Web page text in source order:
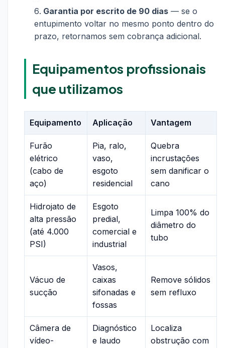
Garantia por escrito de 90 dias — se o
entupimento voltar no mesmo ponto dentro do
prazo, retornamos sem cobrança adicional.
Equipamentos profissionais
que utilizamos
Equipamento Aplicação Vantagem
Furão
elétrico
(cabo de
aço)
Pia, ralo,
vaso,
esgoto
residencial
Quebra
incrustações
sem danificar o
cano
Hidrojato de
alta pressão
(até 4.000
PSI)
Esgoto
predial,
comercial e
industrial
Limpa 100% do
diâmetro do
tubo
Vácuo de
sucção
Vasos,
caixas
sifonadas e
fossas
Remove sólidos
sem refluxo
Câmera de
vídeo-
Diagnóstico
e laudo
Localiza
obstrução com